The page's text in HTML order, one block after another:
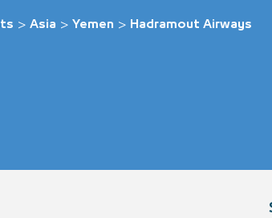
> Asia > Yemen > Hadramout Airways